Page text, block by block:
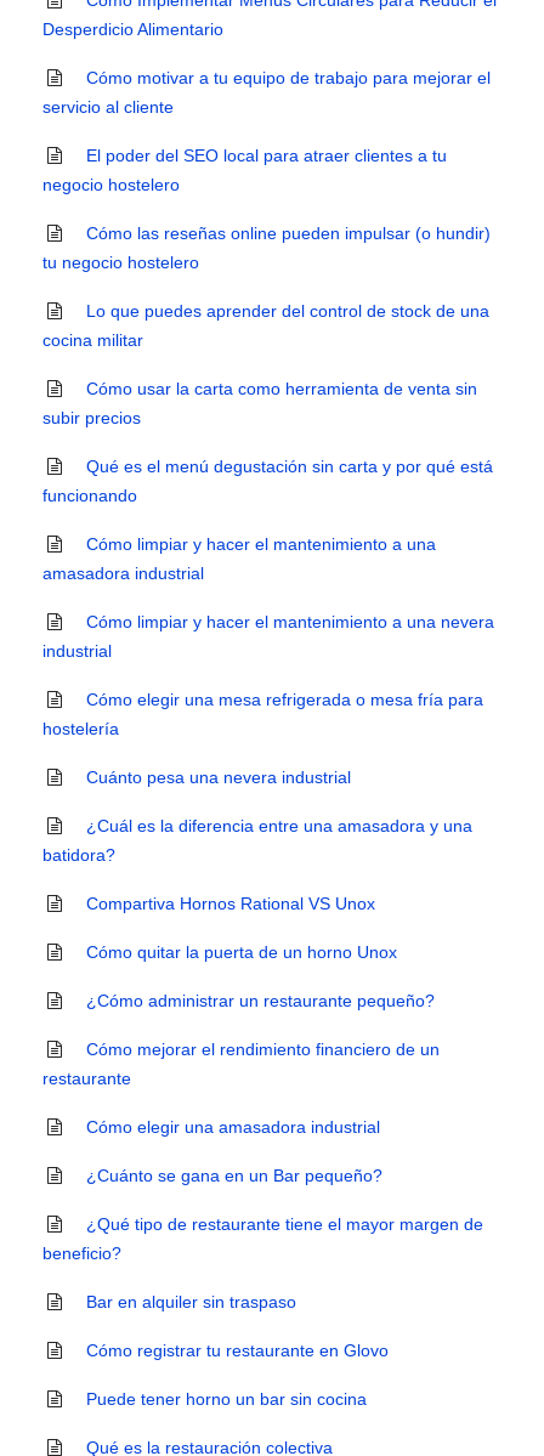
Desperdicio Alimentario
Cómo motivar a tu equipo de trabajo para mejorar el
servicio al cliente
El poder del SEO local para atraer clientes a tu
negocio hostelero
Cómo las reseñas online pueden impulsar (o hundir)
tu negocio hostelero
Lo que puedes aprender del control de stock de una
cocina militar
Cómo usar la carta como herramienta de venta sin
subir precios
Qué es el menú degustación sin carta y por qué está
funcionando
Cómo limpiar y hacer el mantenimiento a una
amasadora industrial
Cómo limpiar y hacer el mantenimiento a una nevera
industrial
Cómo elegir una mesa refrigerada o mesa fría para
hostelería
Cuánto pesa una nevera industrial
¿Cuál es la diferencia entre una amasadora y una
batidora?
Compartiva Hornos Rational VS Unox
Cómo quitar la puerta de un horno Unox
¿Cómo administrar un restaurante pequeño?
Cómo mejorar el rendimiento financiero de un
restaurante
Cómo elegir una amasadora industrial
¿Cuánto se gana en un Bar pequeño?
¿Qué tipo de restaurante tiene el mayor margen de
beneficio?
Bar en alquiler sin traspaso
Cómo registrar tu restaurante en Glovo
Puede tener horno un bar sin cocina
Qué es la restauración colectiva